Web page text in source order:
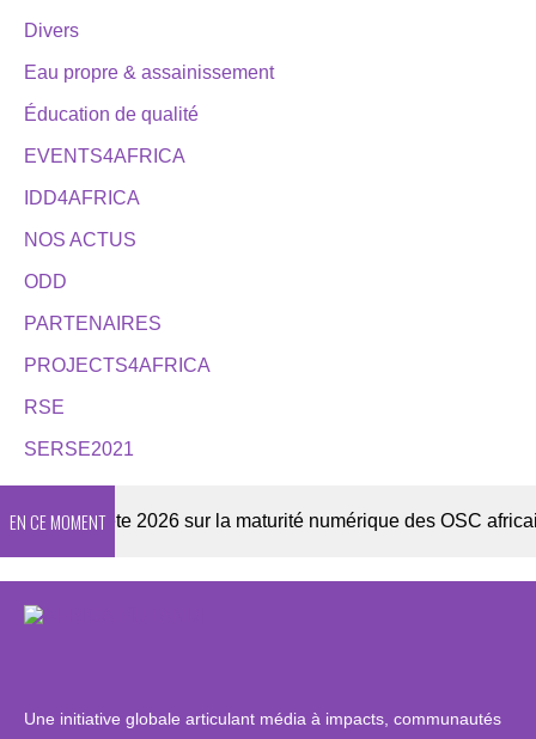
Divers
Eau propre & assainissement
Éducation de qualité
EVENTS4AFRICA
IDD4AFRICA
NOS ACTUS
ODD
PARTENAIRES
PROJECTS4AFRICA
RSE
SERSE2021
EN CE MOMENT
Enquête 2026 sur la maturité numérique des OSC africaines
Une initiative globale articulant média à impacts, communautés